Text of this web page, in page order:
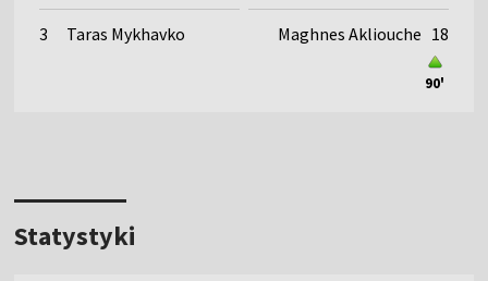
3 Taras Mykhavko
90'
Maghnes Akliouche 18
Statystyki